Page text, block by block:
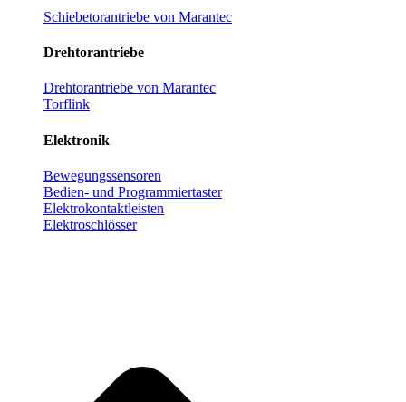
Schiebetorantriebe von Marantec
Drehtorantriebe
Drehtorantriebe von Marantec
Torflink
Elektronik
Bewegungssensoren
Bedien- und Programmiertaster
Elektrokontaktleisten
Elektroschlösser